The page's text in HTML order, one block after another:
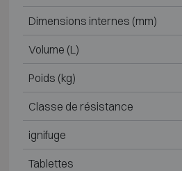
Dimensions internes (mm)
Volume (L)
Poids (kg)
Classe de résistance
ignifuge
Tablettes